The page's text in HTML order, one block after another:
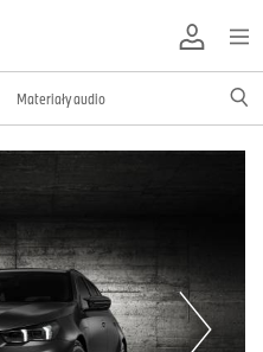
Materiały audio